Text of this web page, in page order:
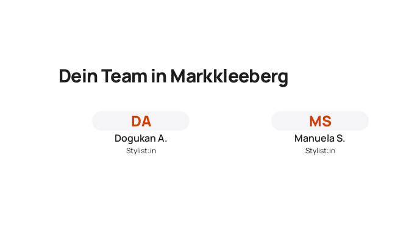
Dein Team in Markkleeberg
DA
Dogukan A.
Stylist:in
MS
Manuela S.
Stylist:in